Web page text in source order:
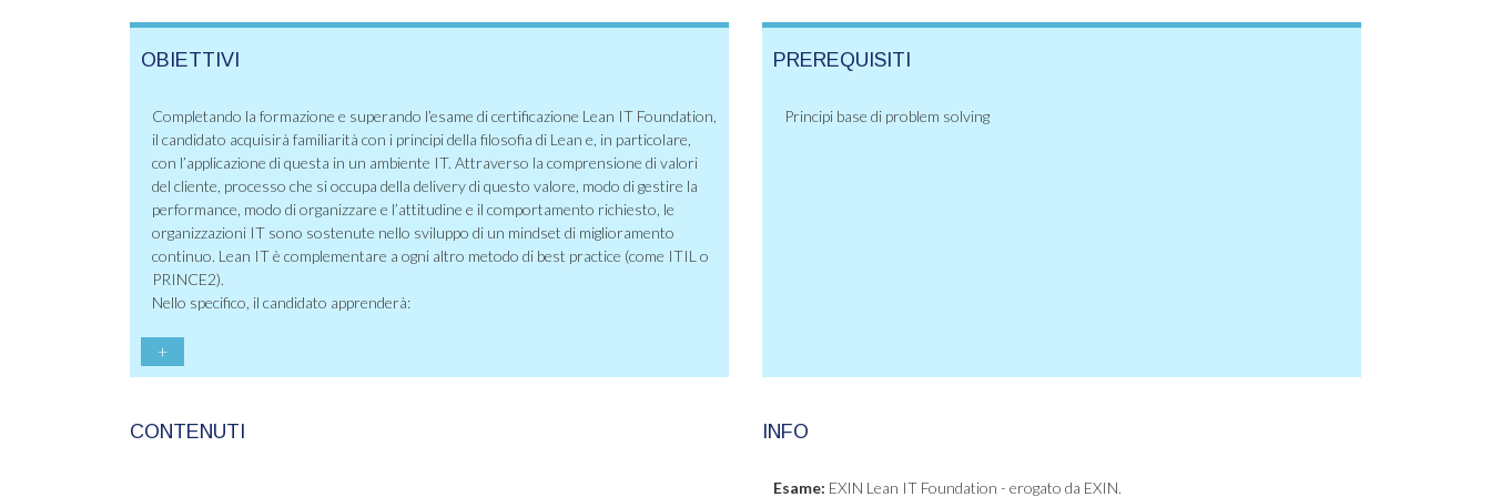
OBIETTIVI
Completando la formazione e superando l’esame di certificazione Lean IT Foundation,
il candidato acquisirà familiarità con i principi della filosofia di Lean e, in particolare,
con l’applicazione di questa in un ambiente IT. Attraverso la comprensione di valori
del cliente, processo che si occupa della delivery di questo valore, modo di gestire la
performance, modo di organizzare e l’attitudine e il comportamento richiesto, le
organizzazioni IT sono sostenute nello sviluppo di un mindset di miglioramento
continuo. Lean IT è complementare a ogni altro metodo di best practice (come ITIL o
PRINCE2).
Nello specifico, il candidato apprenderà:
+
PREREQUISITI
Principi base di problem solving
CONTENUTI INFO
Esame: EXIN Lean IT Foundation - erogato da EXIN.